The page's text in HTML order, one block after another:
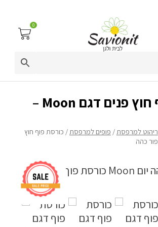
03-9212883
פופים
ריהוט גן
כריות נוי
0
כורסת פוף חוץ פנים דגם Moon –
ריהוט למרפסת/ פופים למרפסת/ כורסת פוף חוץ